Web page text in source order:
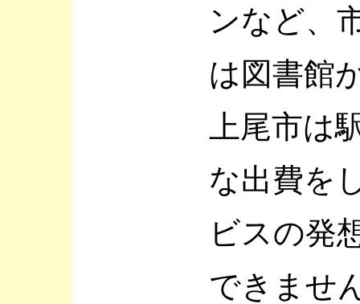
ンなど、
は図書館
上尾市は
な出費を
ビスの発
できませ